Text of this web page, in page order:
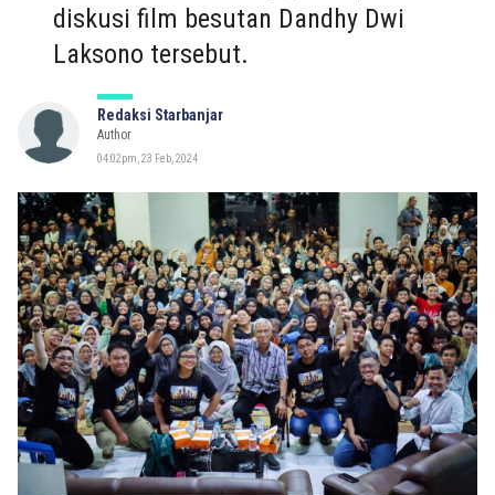
diskusi film besutan Dandhy Dwi
Laksono tersebut.
Redaksi Starbanjar
Author
04:02pm, 23 Feb, 2024